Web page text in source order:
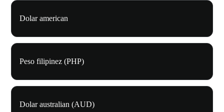
Dolar american
Peso filipinez (PHP)
Dolar australian (AUD)